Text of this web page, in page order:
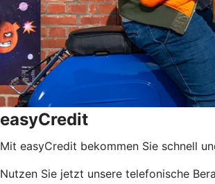
easyCredit
Mit easyCredit bekommen Sie schnell
Nutzen Sie jetzt unsere telefonische